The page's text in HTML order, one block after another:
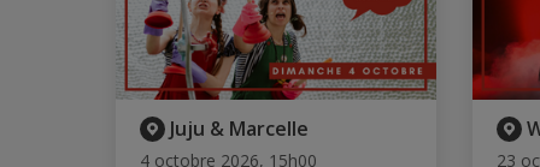
Juju & Marcelle
4 octobre 2026, 15h00 23